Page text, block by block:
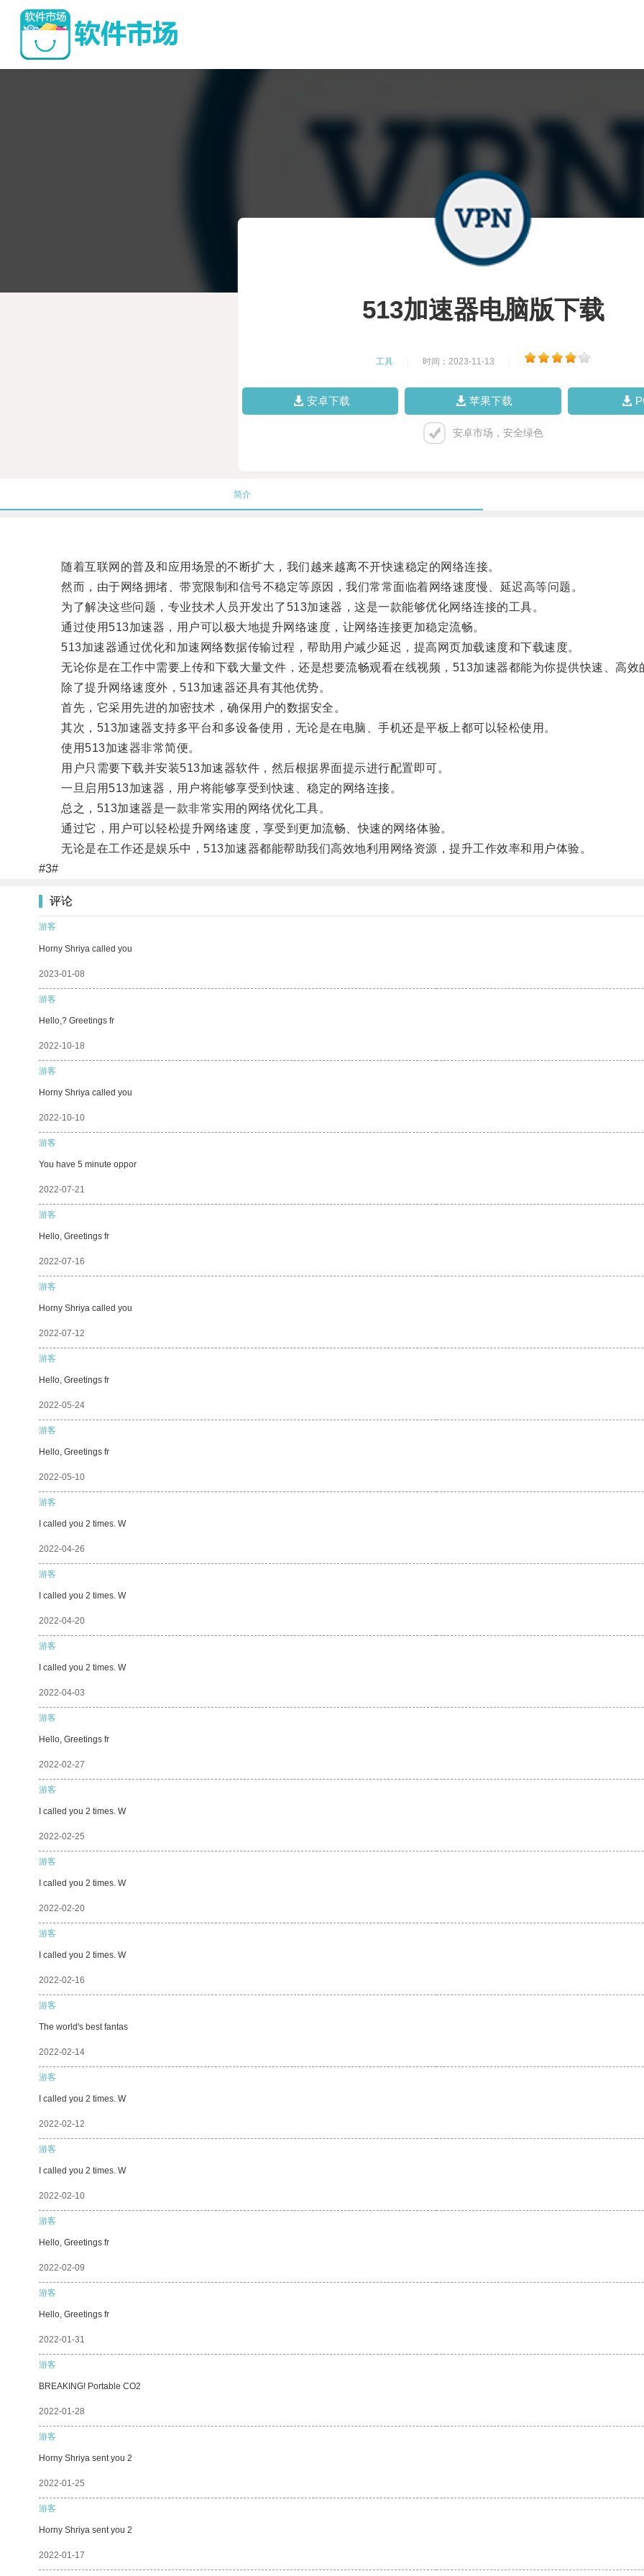
513加速器电脑版下载
工具 时间：2023-11-13
安卓下载 苹果下载
安卓市场，安全绿色
简介
随着互联网的普及和应用场景的不断扩大，我们越来越离不开快速稳定的网络连接。
然而，由于网络拥堵、带宽限制和信号不稳定等原因，我们常常面临着网络速度慢、延迟高等问题。
为了解决这些问题，专业技术人员开发出了513加速器，这是一款能够优化网络连接的工具。
通过使用513加速器，用户可以极大地提升网络速度，让网络连接更加稳定流畅。
513加速器通过优化和加速网络数据传输过程，帮助用户减少延迟，提高网页加载速度和下载速度。
无论你是在工作中需要上传和下载大量文件，还是想要流畅观看在线视频，513加速器都能为你提供快速、高效
除了提升网络速度外，513加速器还具有其他优势。
首先，它采用先进的加密技术，确保用户的数据安全。
其次，513加速器支持多平台和多设备使用，无论是在电脑、手机还是平板上都可以轻松使用。
使用513加速器非常简便。
用户只需要下载并安装513加速器软件，然后根据界面提示进行配置即可。
一旦启用513加速器，用户将能够享受到快速、稳定的网络连接。
总之，513加速器是一款非常实用的网络优化工具。
通过它，用户可以轻松提升网络速度，享受到更加流畅、快速的网络体验。
无论是在工作还是娱乐中，513加速器都能帮助我们高效地利用网络资源，提升工作效率和用户体验。
#3#
评论
游客
Horny Shriya called you
2023-01-08
游客
Hello,? Greetings fr
2022-10-18
游客
Horny Shriya called you
2022-10-10
游客
You have 5 minute oppor
2022-07-21
游客
Hello, Greetings fr
2022-07-16
游客
Horny Shriya called you
2022-07-12
游客
Hello, Greetings fr
2022-05-24
游客
Hello, Greetings fr
2022-05-10
游客
I called you 2 times. W
2022-04-26
游客
I called you 2 times. W
2022-04-20
游客
I called you 2 times. W
2022-04-03
游客
Hello, Greetings fr
2022-02-27
游客
I called you 2 times. W
2022-02-25
游客
I called you 2 times. W
2022-02-20
游客
I called you 2 times. W
2022-02-16
游客
The world's best fantas
2022-02-14
游客
I called you 2 times. W
2022-02-12
游客
I called you 2 times. W
2022-02-10
游客
Hello, Greetings fr
2022-02-09
游客
Hello, Greetings fr
2022-01-31
游客
BREAKING! Portable CO2
2022-01-28
游客
Horny Shriya sent you 2
2022-01-25
游客
Horny Shriya sent you 2
2022-01-17